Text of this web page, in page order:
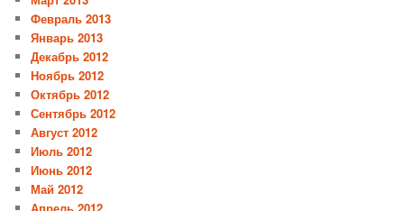
Февраль 2013
Январь 2013
Декабрь 2012
Ноябрь 2012
Октябрь 2012
Сентябрь 2012
Август 2012
Июль 2012
Июнь 2012
Май 2012